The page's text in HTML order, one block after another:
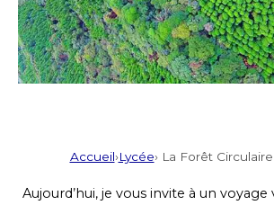
Accueil›Lycée› La Forêt
Aujourd’hui, je vous invite à un